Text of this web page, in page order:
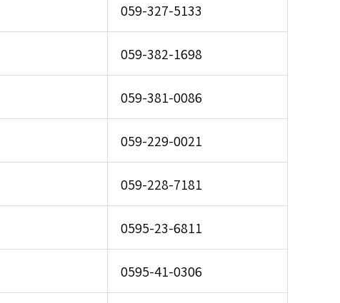
059-327-5133
059-382-1698
059-381-0086
059-229-0021
059-228-7181
0595-23-6811
0595-41-0306